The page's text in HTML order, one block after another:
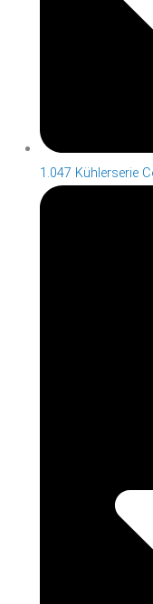
1.047 Kühlerserie